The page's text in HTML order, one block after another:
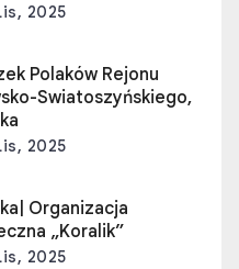
2025
Polaków Rejonu
Swiatoszyńskiego,
2025
Organizacja
„Koralik”
2025